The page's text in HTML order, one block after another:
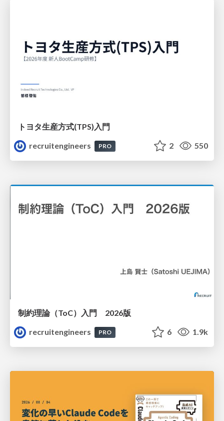
トヨタ⽣産⽅式(TPS)⼊⾨
recruitengineers
PRO 2 550
制約理論（ToC）入門 2026版
recruitengineers
PRO 6 1.9k